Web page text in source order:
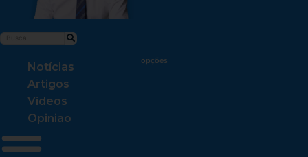
Notícias
Artigos
Vídeos
Opinião